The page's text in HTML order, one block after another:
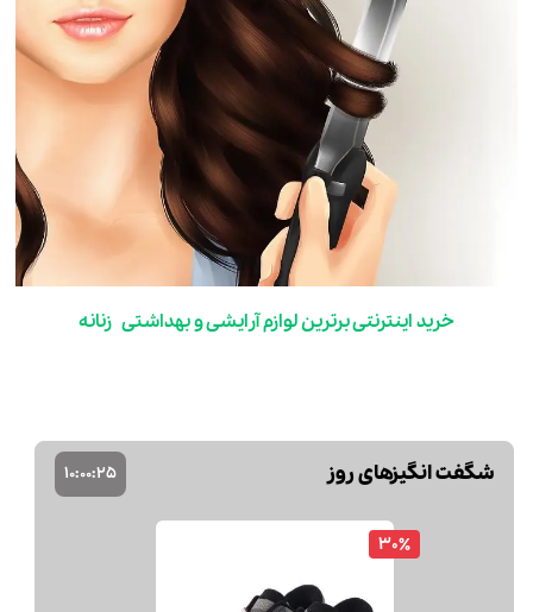
خرید اینترنتی برترین لوازم آرایشی و بهداشتی زنانه
شگفت انگیزهای روز 10:00:23
40٪
320,000